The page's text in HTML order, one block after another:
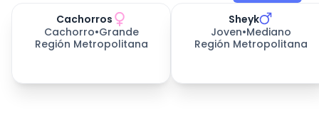
Cachorros
Cachorro•Grande
Región Metropolitana
días esperando
Sheyk
Joven•Mediano
Región Metropolitana